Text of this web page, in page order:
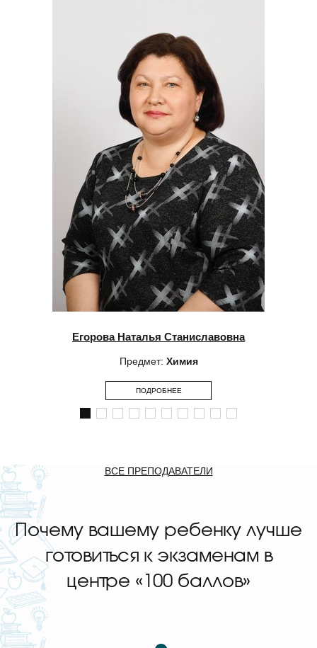
Егорова Наталья Станиславовна
Предмет: Химия
ПОДРОБНЕЕ
ВСЕ ПРЕПОДАВАТЕЛИ
Почему вашему ребенку лучше
готовиться к экзаменам в
центре «100 баллов»